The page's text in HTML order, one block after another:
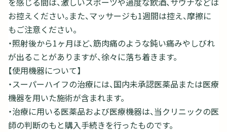
お控えください。また、マッサージも1週間は控え、摩擦に
もご注意ください。
・照射後から1ヶ月ほど、筋肉痛のような鈍い痛みやしびれ
が出ることがありますが、徐々に落ち着きます。
【使用機器について】
・スーパーハイフの治療には、国内未承認医薬品または医療
機器を用いた施術が含まれます。
・治療に用いる医薬品および医療機器は、当クリニックの医
師の判断のもと購入手続きを行ったものです。